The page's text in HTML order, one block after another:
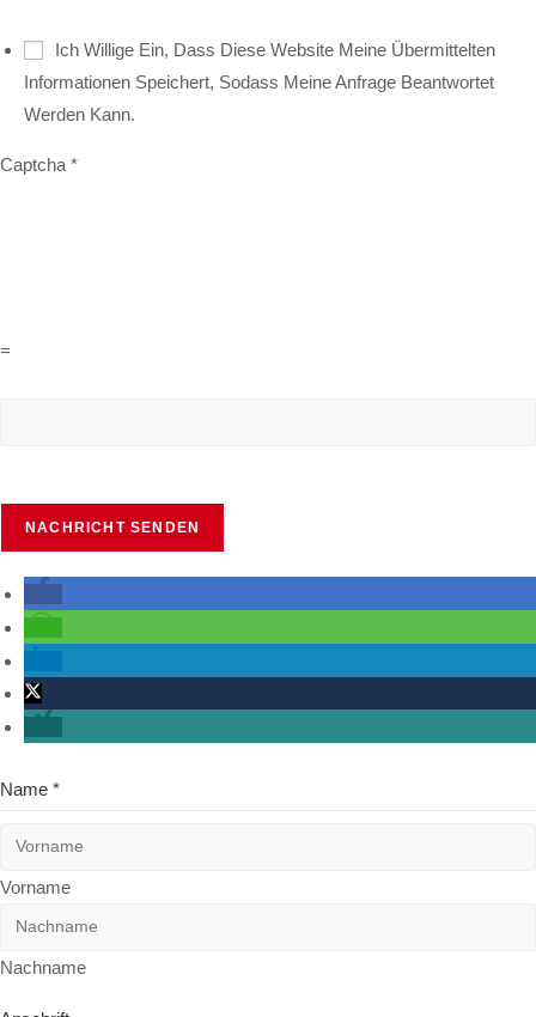
Ich Willige Ein, Dass Diese Website Meine Übermittelten
Informationen Speichert, Sodass Meine Anfrage Beantwortet
Werden Kann.
Captcha *
=
NACHRICHT SENDEN
Name *
Vorname
Nachname